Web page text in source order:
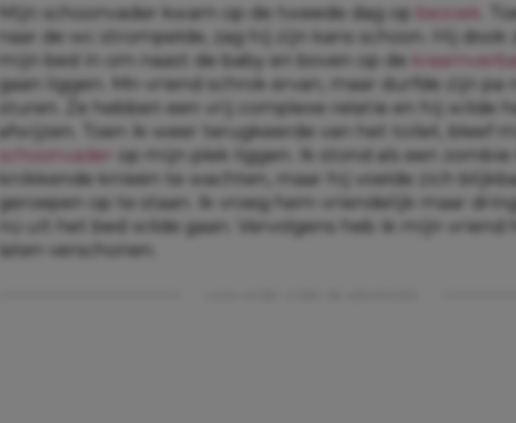
Mijn schoonvader kwam op de tweede dag op bezoek
.
naar de wc strompelde, zag hij zijn kans schoon. Hij dook
mijn bed in om naast de baby en boven op de
gaan liggen. Mn vriend schrok ervan, maar durfde zijn pa
sturen. Ze hebben een vrij complexe relatie en hij wilde
afwijzen. Toen ik weer terugkeerde van het toilet, bleef
schoonvader
op mijn plek liggen. Ik stond als een zombie
knikkende knieën te wachten, maar hij voelde zich
geroepen op te staan. Ik vroeg hem vriendelijk maar
nú uit het bed wilde gaan. Vervolgens heb ik mijn vriend
laten verschonen.